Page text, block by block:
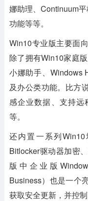
娜助理、Continuum
功能等等。
Win10专业版主要面
除了拥有Win10家庭
小娜助手、Windows
及办公类功能。比方
感企业数据、支持
等。
还内置一系列
Bitlocker驱动器加密
版中企业版
Business）也是一个
获取安全更新，并控制